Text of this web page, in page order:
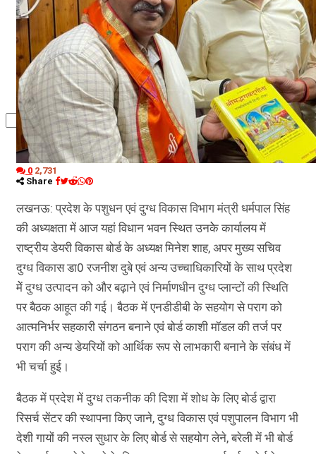
कृषि
धर्म
विज्ञान तकनीकी
0 2,731
Share
लखनऊ: प्रदेश के पशुधन एवं दुग्ध विकास विभाग मंत्री धर्मपाल सिंह
की अध्यक्षता में आज यहां विधान भवन स्थित उनकेे कार्यालय में
राष्ट्रीय डेयरी विकास बोर्ड के अध्यक्ष मिनेश शाह, अपर मुख्य सचिव
दुग्ध विकास डा0 रजनीश दुबे एवं अन्य उच्चाधिकारियों के साथ प्रदेश
मेें दुग्ध उत्पादन को और बढ़ाने एवं निर्माणधीन दुग्ध प्लान्टों की स्थिति
पर बैठक आहूत की गई। बैठक में एनडीडीबी के सहयोग से पराग को
आत्मनिर्भर सहकारी संगठन बनाने एवं बोर्ड काशी मॉडल की तर्ज पर
पराग की अन्य डेयरियों को आर्थिक रूप से लाभकारी बनाने के संबंध में
भी चर्चा हुई।
बैठक में प्रदेश में दुग्ध तकनीक की दिशा में शोध के लिए बोर्ड द्वारा
रिसर्च सेंटर की स्थापना किए जाने, दुग्ध विकास एवं पशुपालन विभाग भी
देशी गायों की नस्ल सुधार के लिए बोर्ड से सहयोग लेने, बरेली में भी बोर्ड